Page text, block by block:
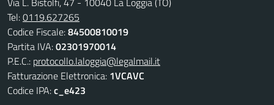
Tel:0119.627265
Codice Fiscale:84500810019
Partita IVA:02301970014
P.E.C.: protocollo.laloggia@legalmail.it
Fatturazione Elettronica: 1VCAVC
Codice IPA:c_e423